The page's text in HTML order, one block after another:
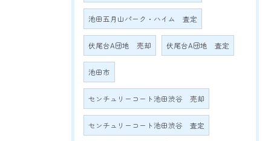
池田五月山パーク・ハイム 査定
伏尾台A団地 売却 伏尾台A団地 査定
池田市
センチュリーコート池田渋谷 売却
センチュリーコート池田渋谷 査定